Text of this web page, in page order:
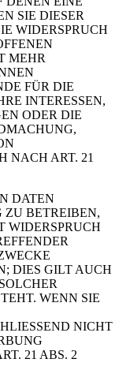
SIE DIESER
WIDERSPRUCH
MEHR
FÜR DIE
INTERESSEN,
ODER DIE
NACH ART. 21
DATEN
ZU BETREIBEN,
WIDERSPRUCH
DIES GILT AUCH
WENN SIE
NICHT
21 ABS. 2